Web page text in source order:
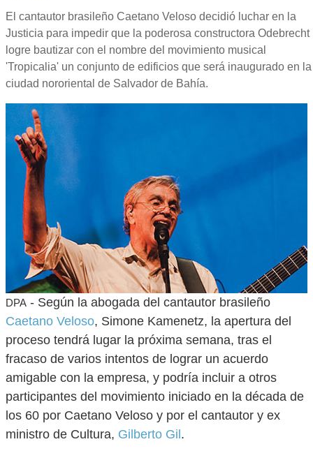
El cantautor brasileño Caetano Veloso decidió luchar en la
Justicia para impedir que la poderosa constructora Odebrecht
logre bautizar con el nombre del movimiento musical
'Tropicalia' un conjunto de edificios que será inaugurado en la
ciudad nororiental de Salvador de Bahía.
DPA - Según la abogada del cantautor brasileño
Caetano Veloso, Simone Kamenetz, la apertura del
proceso tendrá lugar la próxima semana, tras el
fracaso de varios intentos de lograr un acuerdo
amigable con la empresa, y podría incluir a otros
participantes del movimiento iniciado en la década de
los 60 por Caetano Veloso y por el cantautor y ex
ministro de Cultura, Gilberto Gil.